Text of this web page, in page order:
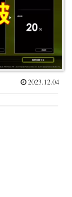
2023.12.04